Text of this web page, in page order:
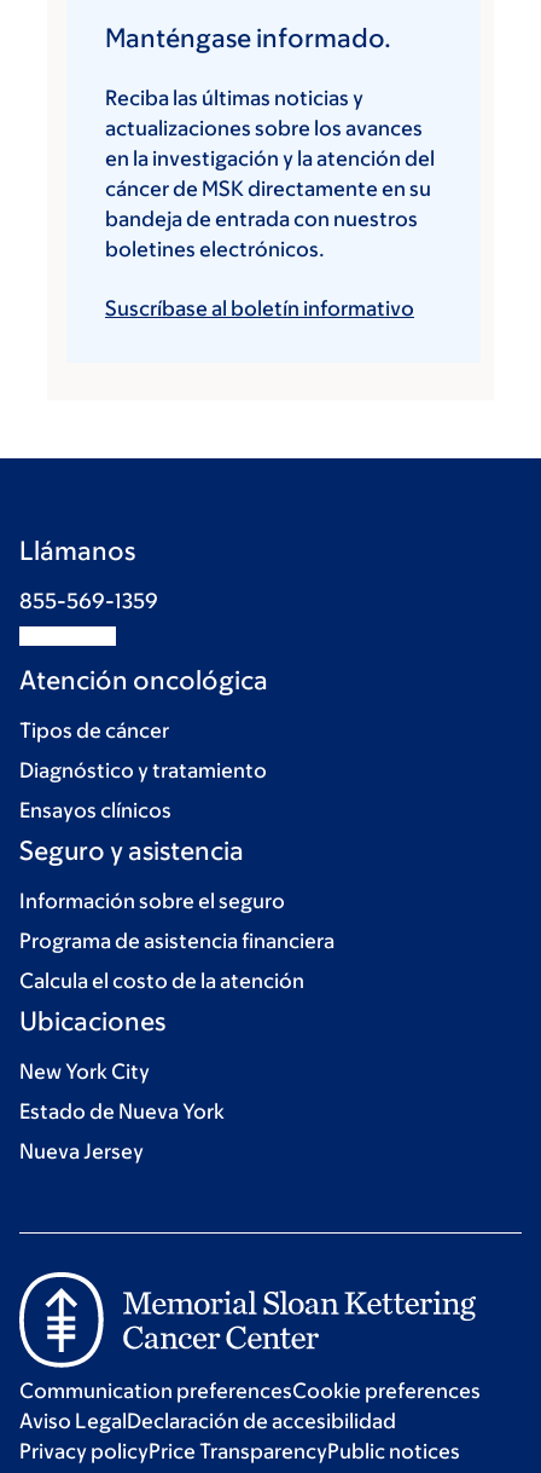
Manténgase informado.
Reciba las últimas noticias y
actualizaciones sobre los avances
en la investigación y la atención del
cáncer de MSK directamente en su
bandeja de entrada con nuestros
boletines electrónicos.
Suscríbase al boletín informativo
Llámanos
855-569-1359
Atención oncológica
Tipos de cáncer
Diagnóstico y tratamiento
Ensayos clínicos
Seguro y asistencia
Información sobre el seguro
Programa de asistencia financiera
Calcula el costo de la atención
Ubicaciones
New York City
Estado de Nueva York
Nueva Jersey
Communication preferencesCookie preferences
Aviso LegalDeclaración de accesibilidad
Privacy policyPrice TransparencyPublic notices